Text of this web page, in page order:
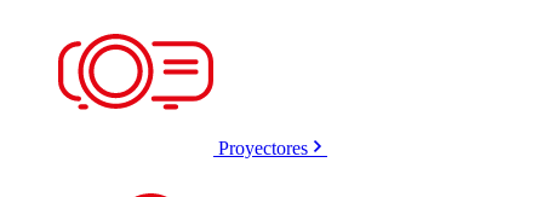
Proyectores